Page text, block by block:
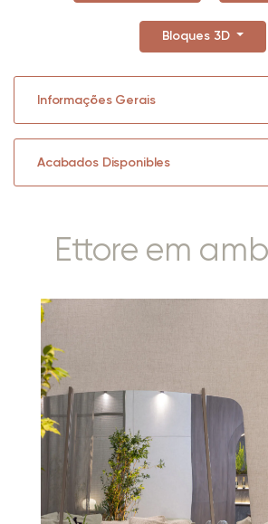
Bloques 3D
Informações Gerais
Acabados Disponibles
Ettore em